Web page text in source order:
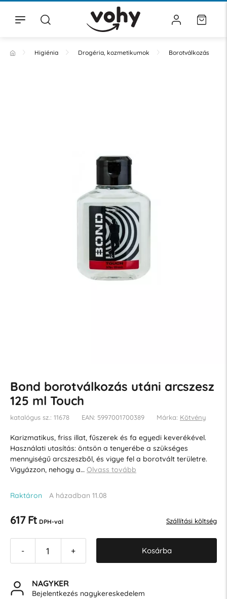
Higiénia Drogéria, kozmetikumok Borotválkozás
Bond borotválkozás utáni arcszesz
125 ml Touch
katalógus sz.: 11678 EAN: 5997001700389 Márka: Kötvény
Karizmatikus, friss illat, fűszerek és fa egyedi keverékével.
Használati utasítás: öntsön a tenyerébe a szükséges
mennyiségű arcszeszből, és vigye fel a borotvált területre.
Vigyázzon, nehogy a… Olvass tovább
Raktáron A házadban 11.08
617 Ft DPH-val Szállítási költség
- + Kosárba
NAGYKER
Bejelentkezés nagykereskedelem